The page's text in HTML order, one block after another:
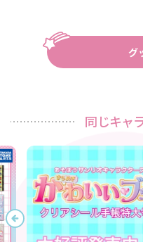
グ
同じキャ